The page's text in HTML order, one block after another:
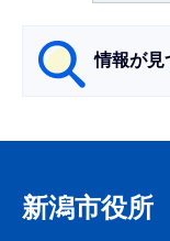
情報が見
ナ
ビ
新潟市役所